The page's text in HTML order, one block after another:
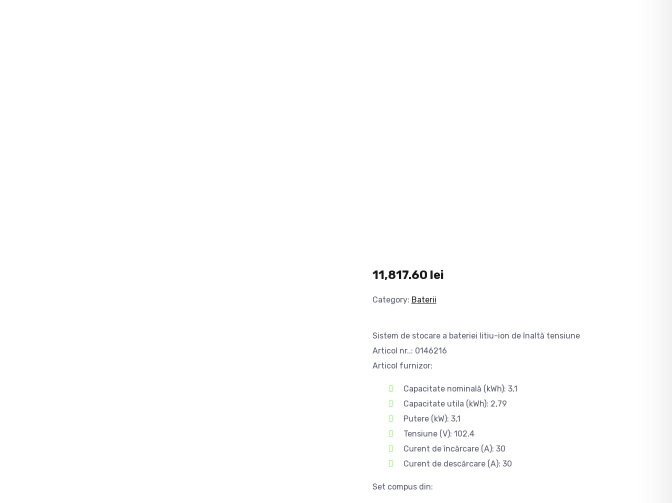
11,817.60 lei
Category: Baterii
Sistem de stocare a bateriei litiu-ion de înaltă tensiune
Articol nr..: 0146216
Articol furnizor:
Capacitate nominală (kWh): 3,1
Capacitate utila (kWh): 2,79
Putere (kW): 3,1
Tensiune (V): 102,4
Curent de încărcare (A): 30
Curent de descărcare (A): 30
Set compus din: